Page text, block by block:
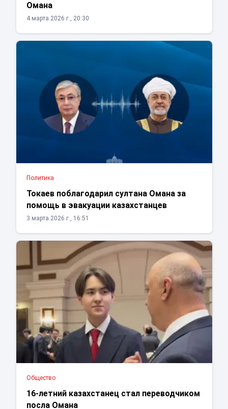
Омана
4 марта 2026 г., 20:30
Политика
Токаев поблагодарил султана Омана за
помощь в эвакуации казахстанцев
3 марта 2026 г., 16:51
Общество
16-летний казахстанец стал переводчиком
посла Омана